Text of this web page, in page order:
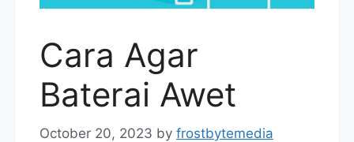
Cara Agar
Baterai Awet
October 20, 2023 by frostbytemedia